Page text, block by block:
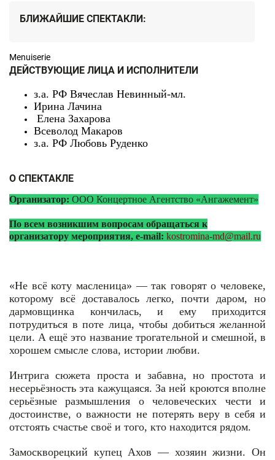
БЛИЖАЙШИЕ СПЕКТАКЛИ:
Menuiserie
ДЕЙСТВУЮЩИЕ ЛИЦА И ИСПОЛНИТЕЛИ
з.а. РФ Вячеслав Невинный-мл.
Ирина Лачина
Елена Захарова
Всеволод Макаров
з.а. РФ Любовь Руденко
О СПЕКТАКЛЕ
Организатор: ООО Концертное Агентство «Ангажемент»
По всем возникшим вопросам обращаться к
организатору мероприятия, e-mail: kostromina-md@mail.ru
«Не всё коту масленица» — так говорят о человеке,
которому всё доставалось легко, почти даром, но
дармовщинка кончилась, и ему приходится
потрудиться в поте лица, чтобы добиться желанной
цели. А ещё это название трогательной и смешной, в
хорошем смысле слова, истории любви.
Интрига сюжета проста и забавна, но простота и
несерьёзность эта кажущаяся. За ней кроются вполне
серьёзные размышления о человеческих чести и
достоинстве, о важности не потерять веру в себя и
отстоять счастье своё и того, кто находится рядом.
Замоскворецкий купец Ахов — хозяин жизни. Он